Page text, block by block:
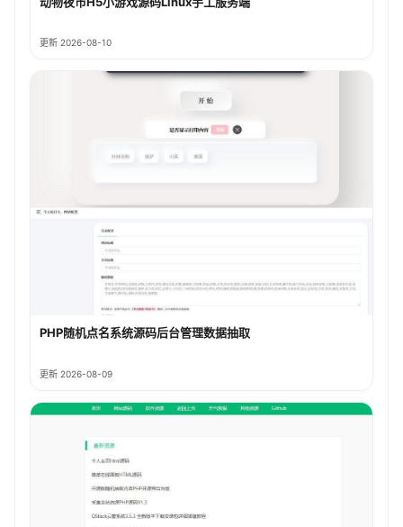
更新 2026-08-10
PHP随机点名系统源码后台管理数据抽取
更新 2026-08-09